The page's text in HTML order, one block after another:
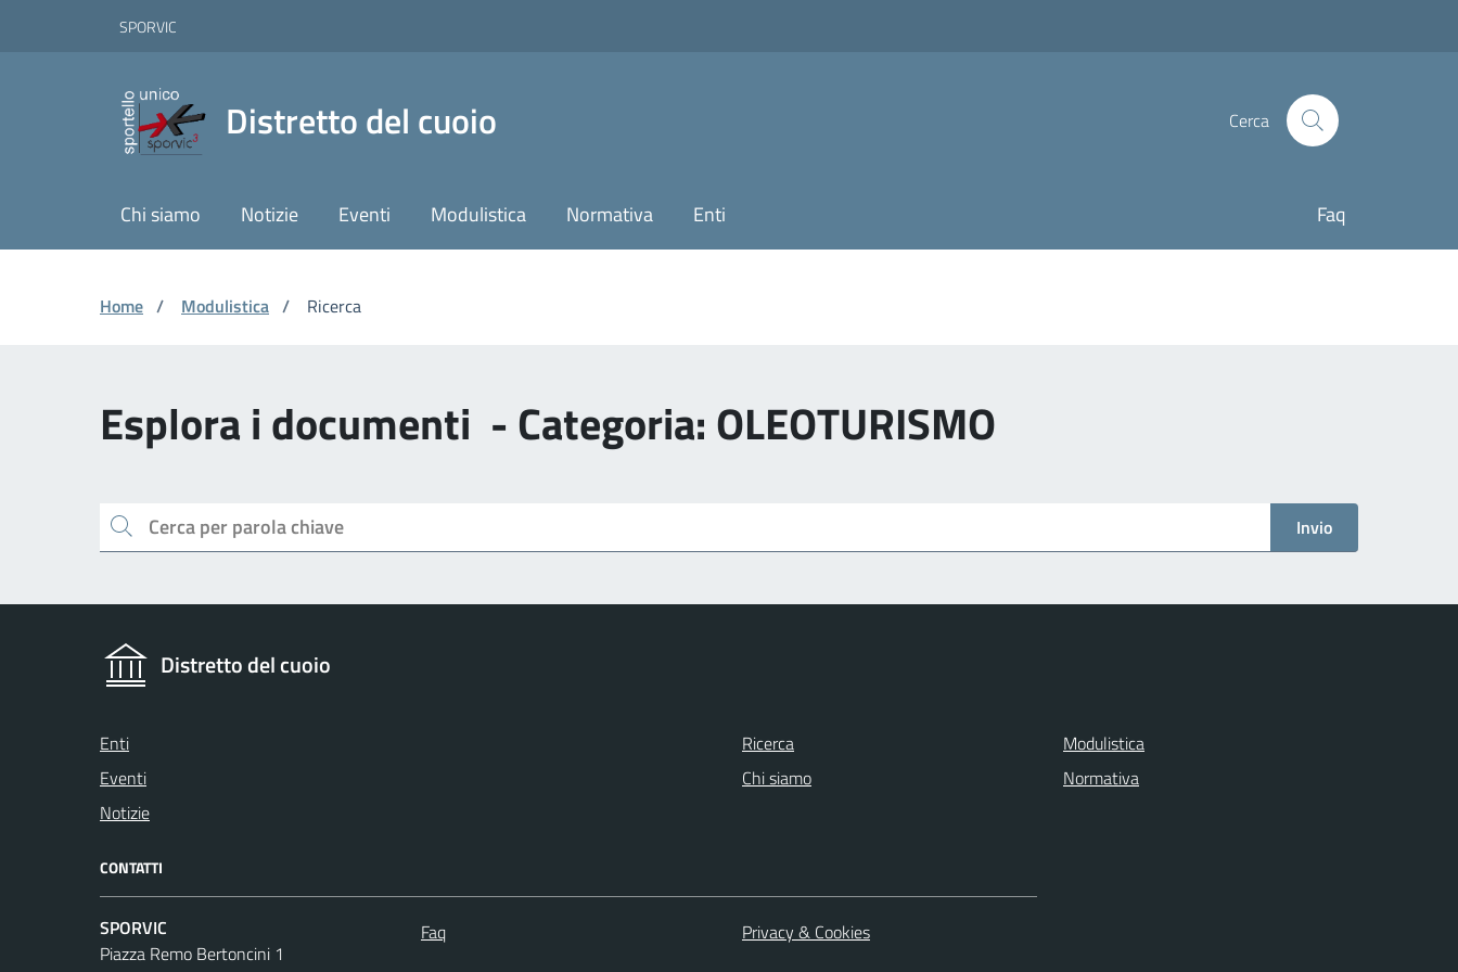
Skip to Main Content
SPORVIC
Distretto del cuoio Cerca
Chi siamo Notizie Eventi Modulistica Normativa Enti Faq
Home / Modulistica / Ricerca
Esplora i documenti - Categoria: OLEOTURISMO
Cerca Invio
Distretto del cuoio
Enti
Eventi
Notizie
Ricerca
Chi siamo
Modulistica
Normativa
CONTATTI
SPORVIC
Piazza Remo Bertoncini 1
Faq Privacy & Cookies